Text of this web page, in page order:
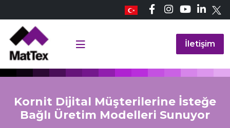
İletişim
Kornit Dijital Müşterilerine İsteğe
Bağlı Üretim Modelleri Sunuyor